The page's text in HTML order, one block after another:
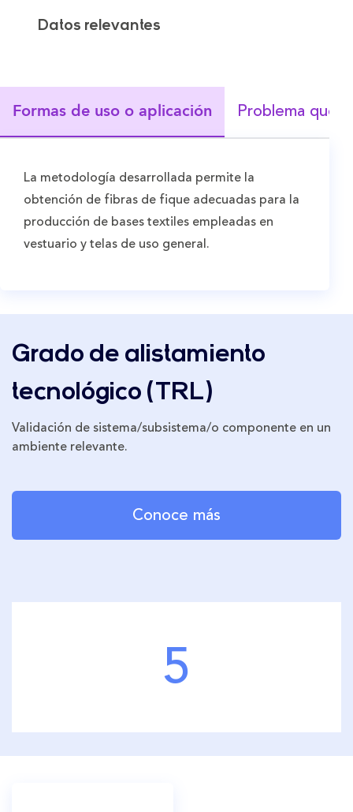
Datos relevantes
Formas de uso o aplicación Problema que
La metodología desarrollada permite la
obtención de fibras de fique adecuadas para la
producción de bases textiles empleadas en
vestuario y telas de uso general.
Grado de alistamiento
tecnológico (TRL)
Validación de sistema/subsistema/o componente en un
ambiente relevante.
Conoce más
5